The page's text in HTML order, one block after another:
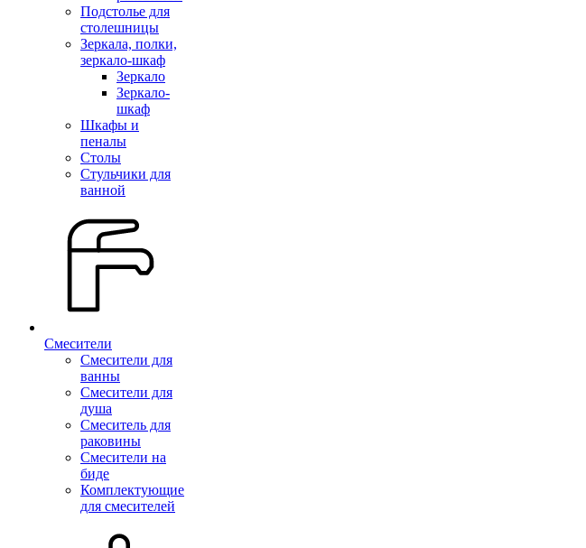
Подстолье для
столешницы
Зеркала, полки,
зеркало-шкаф
Зеркало
Зеркало-
шкаф
Шкафы и
пеналы
Столы
Стульчики для
ванной
Смесители
Смесители для
ванны
Смесители для
душа
Смеситель для
раковины
Смесители на
биде
Комплектующие
для смесителей